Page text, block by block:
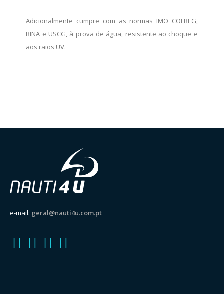
Adicionalmente cumpre com as normas IMO COLREG,
RINA e USCG, à prova de água, resistente ao choque e
aos raios UV.
e-mail: geral@nauti4u.com.pt